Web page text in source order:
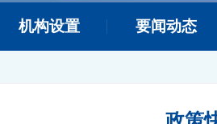
机构设置 要闻动态